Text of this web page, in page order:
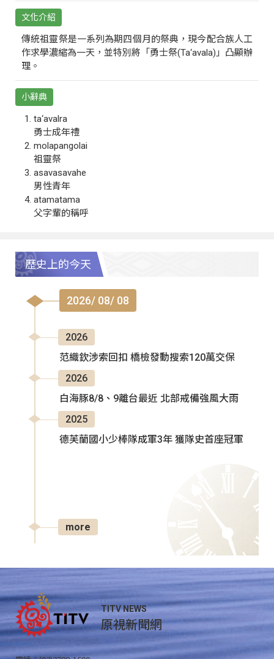
文化介紹
傳統祖靈祭是一系列為期四個月的祭典，現今配合族人工
作求學濃縮為一天，並特別將「勇士祭(Ta‘avala)」凸顯辦
理。
小辭典
ta‘avalra
勇士成年禮
molapangolai
祖靈祭
asavasavahe
男性青年
atamatama
父字輩的稱呼
歷史上的今天
2026/ 08/ 08
2026
范織欽涉索回扣 橋檢發動搜索120萬交保
2026
白海豚8/8、9離台最近 北部戒備強風大雨
2025
德芙蘭國小少棒隊成軍3年 獲隊史首座冠軍
more
TITV NEWS
原視新聞網